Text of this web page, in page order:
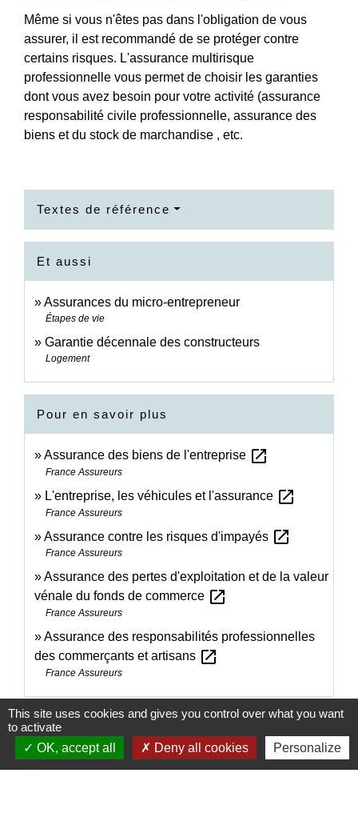
Même si vous n'êtes pas dans l'obligation de vous
assurer, il est recommandé de se protéger contre
certains risques. L'assurance multirisque
professionnelle vous permet de choisir les garanties
dont vous avez besoin pour votre activité (assurance
responsabilité civile professionnelle, assurance des
biens et du stock de marchandise , etc.
Textes de référence
Et aussi
Assurances du micro-entrepreneur
Étapes de vie
Garantie décennale des constructeurs
Logement
Pour en savoir plus
Assurance des biens de l'entreprise open_in_new
France Assureurs
L'entreprise, les véhicules et l'assurance open_in_new
France Assureurs
Assurance contre les risques d'impayés open_in_new
France Assureurs
Assurance des pertes d'exploitation et de la valeur
vénale du fonds de commerce open_in_new
France Assureurs
Assurance des responsabilités professionnelles
des commerçants et artisans open_in_new
France Assureurs
Signaler une erreur sur cette page
This site uses cookies and gives you control over what you want
to activate
OK, accept all
Deny all cookies Personalize